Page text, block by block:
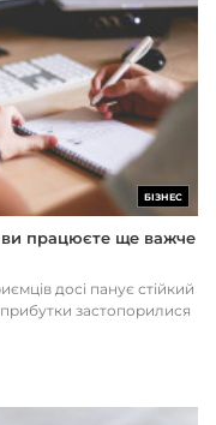
БІЗНЕС
ви працюєте ще важче
досі панує стійкий
застопорилися